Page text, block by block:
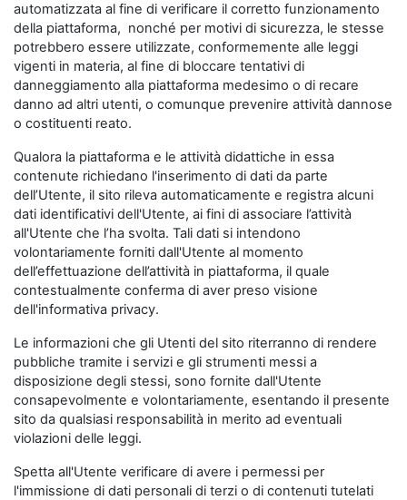
automatizzata al fine di verificare il corretto funzionamento
della piattaforma, nonché per motivi di sicurezza, le stesse
potrebbero essere utilizzate, conformemente alle leggi
vigenti in materia, al fine di bloccare tentativi di
danneggiamento alla piattaforma medesimo o di recare
danno ad altri utenti, o comunque prevenire attività dannose
o costituenti reato.
Qualora la piattaforma e le attività didattiche in essa
contenute richiedano l'inserimento di dati da parte
dell’Utente, il sito rileva automaticamente e registra alcuni
dati identificativi dell'Utente, ai fini di associare l’attività
all'Utente che l’ha svolta. Tali dati si intendono
volontariamente forniti dall'Utente al momento
dell’effettuazione dell’attività in piattaforma, il quale
contestualmente conferma di aver preso visione
dell'informativa privacy.
Le informazioni che gli Utenti del sito riterranno di rendere
pubbliche tramite i servizi e gli strumenti messi a
disposizione degli stessi, sono fornite dall'Utente
consapevolmente e volontariamente, esentando il presente
sito da qualsiasi responsabilità in merito ad eventuali
violazioni delle leggi.
Spetta all'Utente verificare di avere i permessi per
l'immissione di dati personali di terzi o di contenuti tutelati